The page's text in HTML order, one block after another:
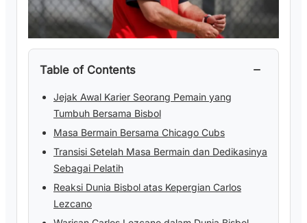
Table of Contents −
Jejak Awal Karier Seorang Pemain yang
Tumbuh Bersama Bisbol
Masa Bermain Bersama Chicago Cubs
Transisi Setelah Masa Bermain dan Dedikasinya
Sebagai Pelatih
Reaksi Dunia Bisbol atas Kepergian Carlos
Lezcano